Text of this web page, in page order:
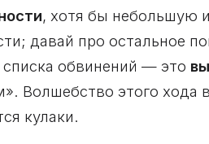
, хотя бы небольшую
давай про остальное
списка обвинений — это
Волшебство этого хода
кулаки.